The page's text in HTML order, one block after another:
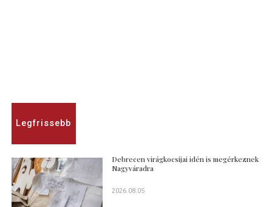
Legfrissebb
Debrecen virágkocsijai idén is megérkeznek
Nagyváradra
2026.08.05